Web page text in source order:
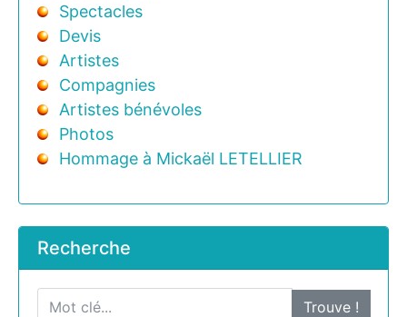
Spectacles
Devis
Artistes
Compagnies
Artistes bénévoles
Photos
Hommage à Mickaël LETELLIER
Recherche
Trouve !